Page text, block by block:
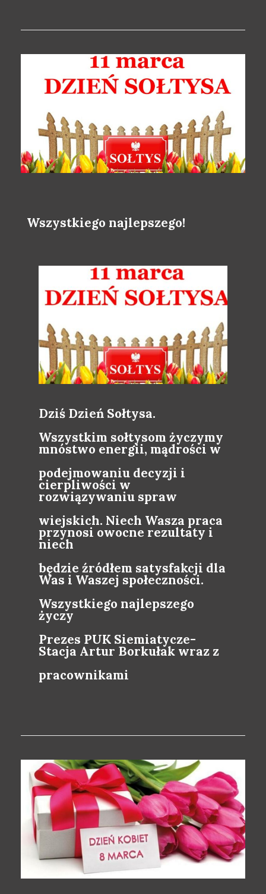
Wszystkiego najlepszego!
Dziś Dzień Sołtysa.
Wszystkim sołtysom życzymy
mnóstwo energii, mądrości w
podejmowaniu decyzji i
cierpliwości w
rozwiązywaniu spraw
wiejskich. Niech Wasza praca
przynosi owocne rezultaty i
niech
będzie źródłem satysfakcji dla
Was i Waszej społeczności.
Wszystkiego najlepszego
życzy
Prezes PUK Siemiatycze-
Stacja Artur Borkułak wraz z
pracownikami